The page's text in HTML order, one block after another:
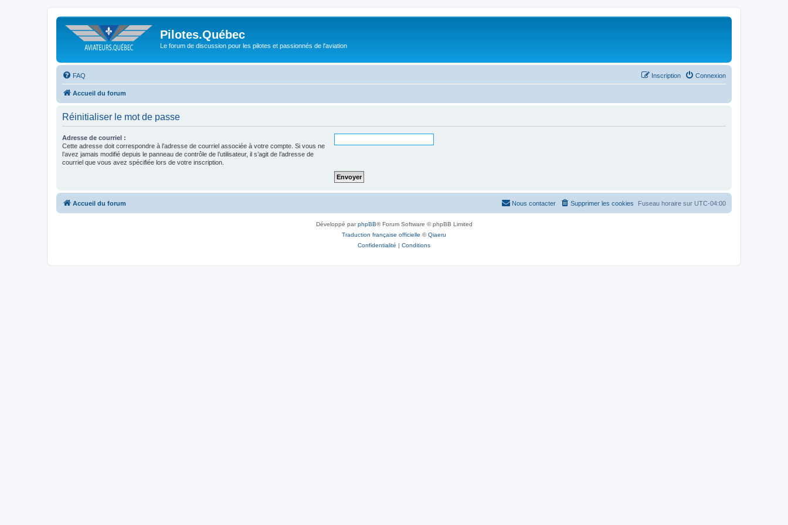
Pilotes.Québec
Le forum de discussion pour les pilotes et passionnés de l'aviation
FAQ Connexion
Inscription
Accueil du forum
Réinitialiser le mot de passe
Adresse de courriel :
Cette adresse doit correspondre à l’adresse de courriel associée à votre compte. Si vous ne
l’avez jamais modifié depuis le panneau de contrôle de l’utilisateur, il s’agit de l’adresse de
courriel que vous avez spécifiée lors de votre inscription.
Accueil du forum Fuseau horaire sur UTC-04:00
Supprimer les cookies
Nous contacter
Développé parphpBB® Forum Software © phpBB Limited
Traduction française officielle ©Qiaeru
Confidentialité | Conditions